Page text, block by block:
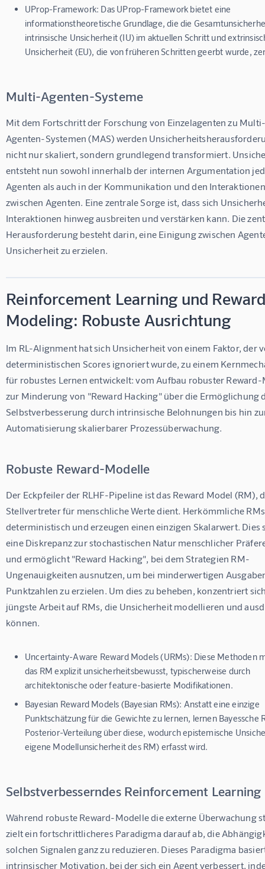
UProp-Framework: Das UProp-Framework bietet eine
informationstheoretische Grundlage, die die
intrinsische Unsicherheit (IU) im aktuellen Schritt und
Unsicherheit (EU), die von früheren Schritten geerbt wurde,
Multi-Agenten-Systeme
Mit dem Fortschritt der Forschung von Einzelagenten zu
Agenten-Systemen (MAS) werden
nicht nur skaliert, sondern grundlegend transformiert.
entsteht nun sowohl innerhalb der internen Argumentation
Agenten als auch in der Kommunikation und den
zwischen Agenten. Eine zentrale Sorge ist, dass sich
Interaktionen hinweg ausbreiten und verstärken kann. Die
Herausforderung besteht darin, eine Einigung zwischen
Unsicherheit zu erzielen.
Reinforcement Learning und
Modeling: Robuste Ausrichtung
Im RL-Alignment hat sich Unsicherheit von einem Faktor, der
deterministischen Scores ignoriert wurde, zu einem
für robustes Lernen entwickelt: vom Aufbau robuster
zur Minderung von "Reward Hacking" über die Ermöglichung
Selbstverbesserung durch intrinsische Belohnungen bis hin
Automatisierung skalierbarer Prozessüberwachung.
Robuste Reward-Modelle
Der Eckpfeiler der RLHF-Pipeline ist das Reward Model (RM),
Stellvertreter für menschliche Werte dient. Herkömmliche
deterministisch und erzeugen einen einzigen Skalarwert. Dies
eine Diskrepanz zur stochastischen Natur menschlicher
und ermöglicht "Reward Hacking", bei dem Strategien RM-
Ungenauigkeiten ausnutzen, um bei minderwertigen
Punktzahlen zu erzielen. Um dies zu beheben, konzentriert
jüngste Arbeit auf RMs, die Unsicherheit modellieren und
können.
Uncertainty-Aware Reward Models (URMs): Diese Methoden
das RM explizit unsicherheitsbewusst, typischerweise durch
architektonische oder feature-basierte Modifikationen.
Bayesian Reward Models (Bayesian RMs): Anstatt eine einzige
Punktschätzung für die Gewichte zu lernen, lernen Bayessche
Posterior-Verteilung über diese, wodurch epistemische
eigene Modellunsicherheit des RM) erfasst wird.
Selbstverbesserndes Reinforcement Learning
Während robuste Reward-Modelle die externe Überwachung
zielt ein fortschrittlicheres Paradigma darauf ab, die
solchen Signalen ganz zu reduzieren. Dieses Paradigma
intrinsischer Motivation, bei der sich ein Agent verbessert,